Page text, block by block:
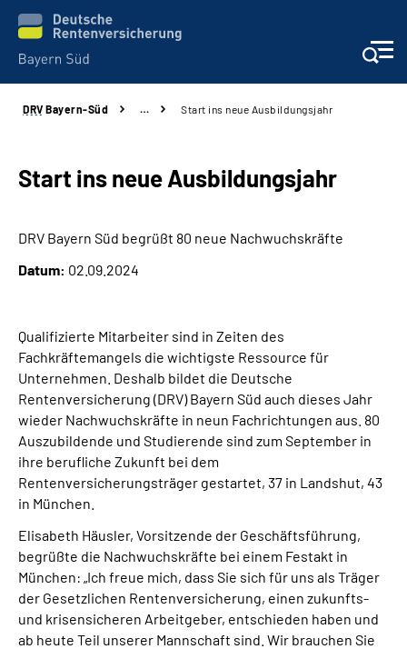
Beratung und Kontakt
Karriere
Rehaverbund
Inhalte in Gebärdensprache (DGS)
Leichte Sprache
Suche
Mein Kundenportal
DRV Bayern-Süd … Start ins neue Ausbildungsjahr
Start ins neue Ausbildungsjahr
DRV Bayern Süd begrüßt 80 neue Nachwuchskräfte
Datum: 02.09.2024
Qualifizierte Mitarbeiter sind in Zeiten des
Fachkräftemangels die wichtigste Ressource für
Unternehmen. Deshalb bildet die Deutsche
Rentenversicherung (DRV) Bayern Süd auch dieses Jahr
wieder Nachwuchskräfte in neun Fachrichtungen aus. 80
Auszubildende und Studierende sind zum September in
ihre berufliche Zukunft bei dem
Rentenversicherungsträger gestartet, 37 in Landshut, 43
in München.
Elisabeth Häusler, Vorsitzende der Geschäftsführung,
begrüßte die Nachwuchskräfte bei einem Festakt in
München: „Ich freue mich, dass Sie sich für uns als Träger
der Gesetzlichen Rentenversicherung, einen zukunfts-
und krisensicheren Arbeitgeber, entschieden haben und
ab heute Teil unserer Mannschaft sind. Wir brauchen Sie